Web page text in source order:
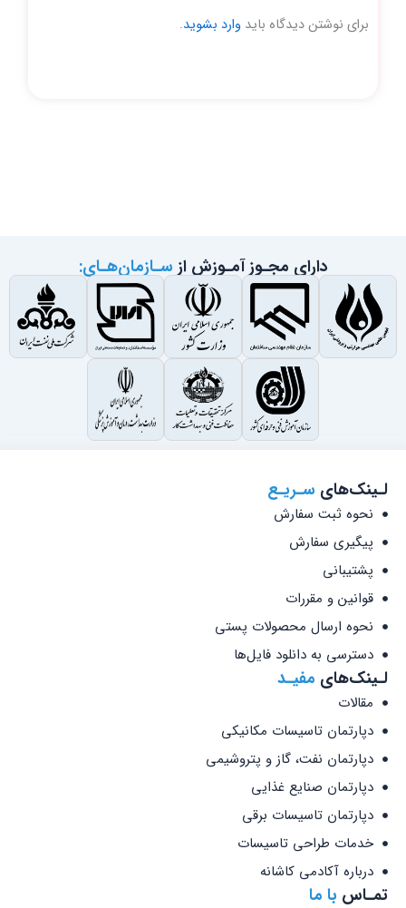
برای نوشتن دیدگاه باید وارد بشوید.
دارای مجـوز آمـوزش از سـازمان‌هـای:
لـینک‌های سـریـع
نحوه ثبت سفارش
پیگیری سفارش
پشتیبانی
قوانین و مقررات
نحوه ارسال محصولات پستی
دسترسی به دانلود فایل‌ها
لـینک‌های مفیـد
مقالات
دپارتمان تاسیسات مکانیکی
دپارتمان نفت، گاز و پتروشیمی
دپارتمان صنایع غذایی
دپارتمان تاسیسات برقی
خدمات طراحی تاسیسات
درباره آکادمی کاشانه
تمـاس با ما